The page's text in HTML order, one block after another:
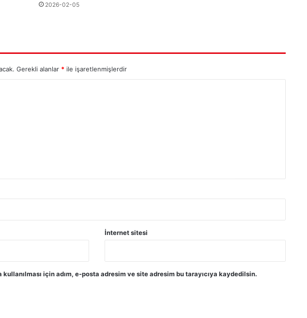
2026-02-05
Gerekli alanlar * ile işaretlenmişlerdir
İnternet sitesi
kullanılması için adım, e-posta adresim ve site adresim bu tarayıcıya kaydedilsin.